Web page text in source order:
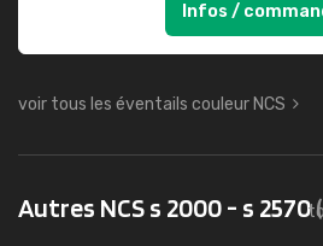
Infos /
voir tous les éventails couleur NCS
Autres NCS s 2000 - s 2570